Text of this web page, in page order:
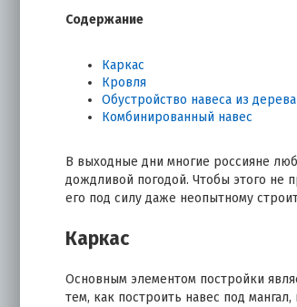
Содержание
Каркас
Кровля
Обустройство навеса из дерева
Комбинированный навес
В выходные дни многие россияне
дождливой погодой. Чтобы этого не
его под силу даже неопытному
Каркас
Основным элементом постройки
тем, как построить навес под